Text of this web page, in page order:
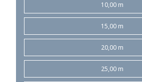
10,00 m
15,00 m
20,00 m
25,00 m